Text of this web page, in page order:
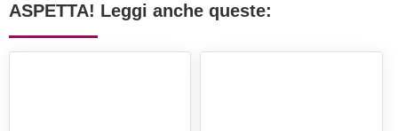
ASPETTA! Leggi anche queste: